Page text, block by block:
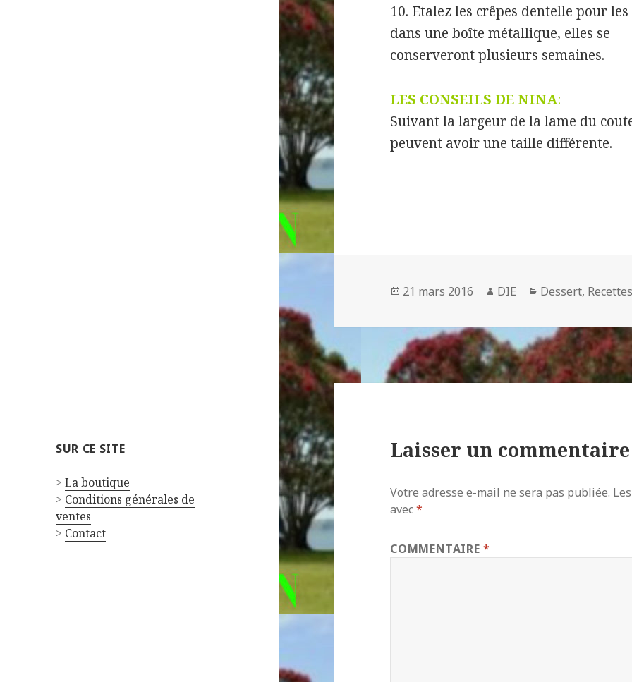
SUR CE SITE
>La boutique
> Conditions générales de
ventes
> Contact
10. Etalez les crêpes dentelle pour
dans une boîte métallique, elles se
conserveront plusieurs semaines.
LES CONSEILS DE NINA:
Suivant la largeur de la lame du
peuvent avoir une taille différente.
Publié
21 mars 2016 Auteur
DIE Catégories
Dessert, Recettes
Laisser un commentaire
Votre adresse e-mail ne sera pas publiée.
avec*
COMMENTAIRE*